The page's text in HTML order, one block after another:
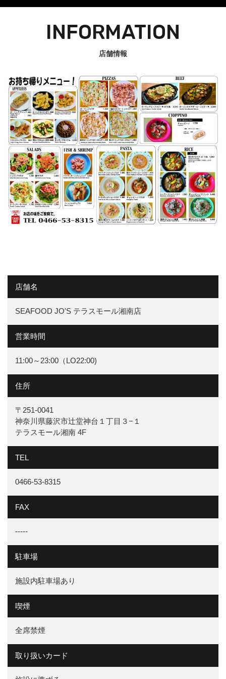
INFORMATION
店舗情報
店舗名
SEAFOOD JO'S テラスモール湘南店
営業時間
11:00～23:00（LO22:00)
住所
〒251-0041
神奈川県藤沢市辻堂神台１丁目３−１
テラスモール湘南 4F
TEL
0466-53-8315
FAX
-----
駐車場
施設内駐車場あり
喫煙
全席禁煙
取り扱いカード